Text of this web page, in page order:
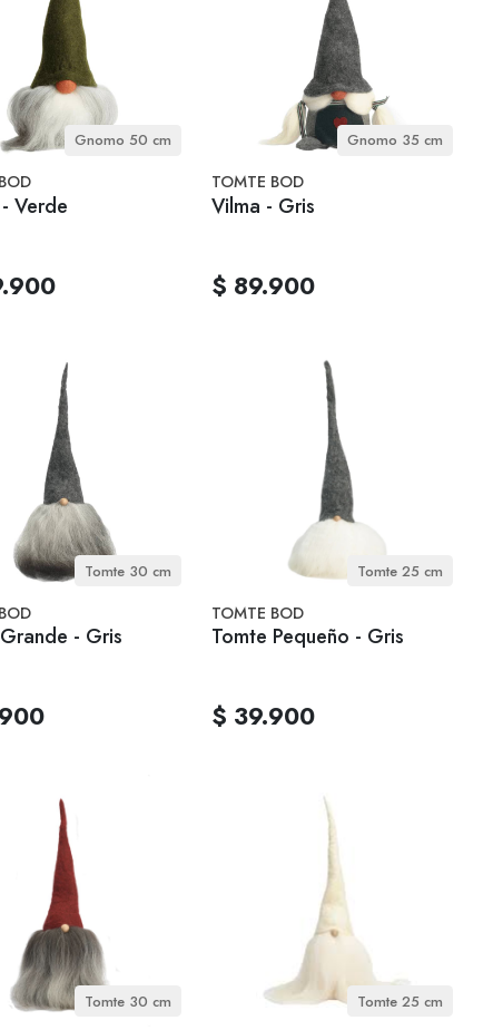
Gnomo 50 cm
Verde
Gnomo 35 cm
TOMTE BOD
Vilma - Gris
$ 89.900
Tomte 30 cm
- Gris
Tomte 25 cm
TOMTE BOD
Tomte Pequeño - Gris
$ 39.900
Tomte 30 cm Tomte 25 cm